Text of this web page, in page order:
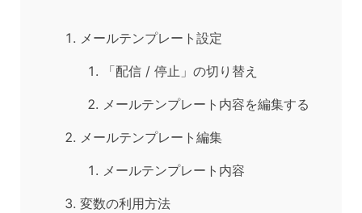
メールテンプレート設定
「配信 / 停止」の切り替え
メールテンプレート内容を編集する
メールテンプレート編集
メールテンプレート内容
変数の利用方法